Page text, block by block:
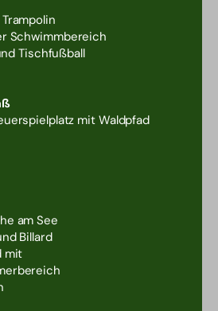
Schwimmbereich
Tischfußball
mit Waldpfad
am See
Billard
mit